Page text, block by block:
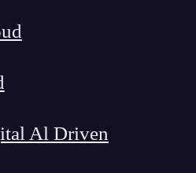
Al Driven